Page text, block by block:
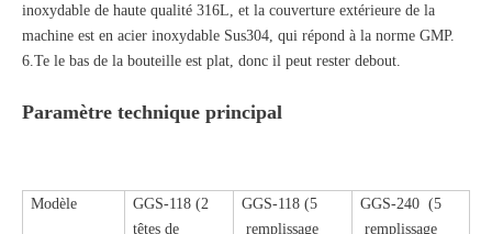
inoxydable de haute qualité 316L, et la couverture extérieure de la
machine est en acier inoxydable Sus304, qui répond à la norme GMP.
6.Te le bas de la bouteille est plat, donc il peut rester debout.
Paramètre technique principal
Modèle
GGS-118 (2
têtes de
GGS-118 (5
remplissage
GGS-240 (5
remplissage